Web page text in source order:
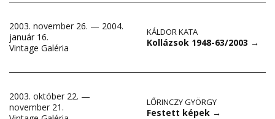
2003. november 26. — 2004.
január 16.
Vintage Galéria
KÁLDOR KATA
Kollázsok 1948-63/2003 →
2003. október 22. —
november 21.
LŐRINCZY GYÖRGY
Festett képek →